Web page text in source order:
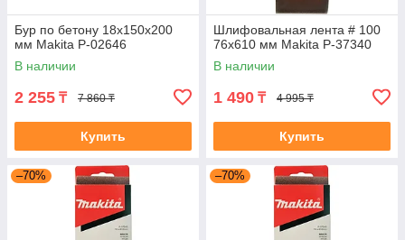
Бур по бетону 18x150x200
мм Makita P-02646
В наличии
2 255 ₸ 7 860 ₸
Купить
Шлифовальная лента # 100
76x610 мм Makita P-37340
В наличии
1 490 ₸ 4 995 ₸
Купить
–70% –70%